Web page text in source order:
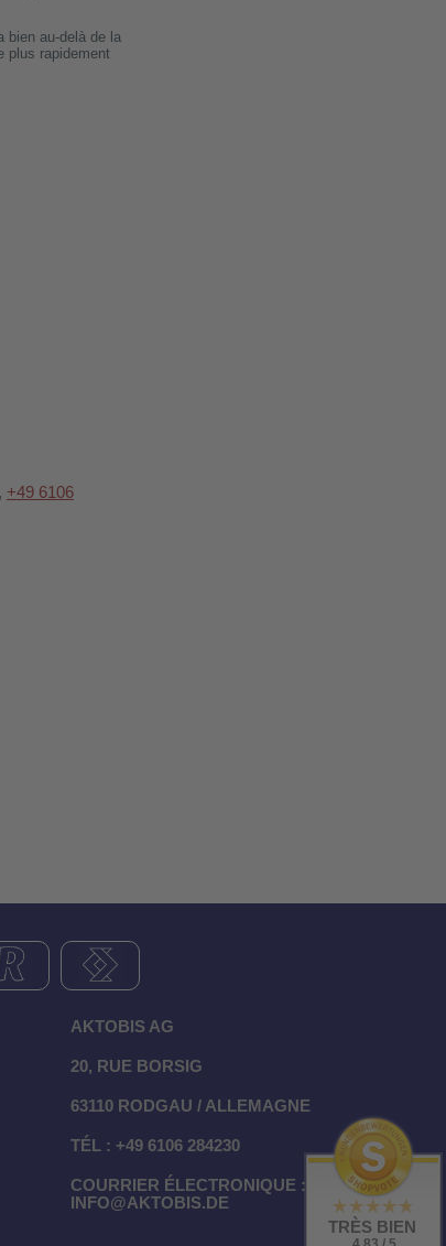
bien au-delà de la
plus rapidement
+49 6106
AKTOBIS AG
20, RUE BORSIG
63110 RODGAU / ALLEMAGNE
TÉL : +49 6106 284230
COURRIER ÉLECTRONIQUE :
INFO@AKTOBIS.DE
TRÈS BIEN